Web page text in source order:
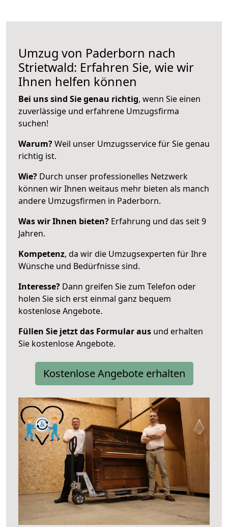
Umzug von Paderborn nach
Strietwald: Erfahren Sie, wie wir
Ihnen helfen können
Bei uns sind Sie genau richtig, wenn Sie einen
zuverlässige und erfahrene Umzugsfirma
suchen!
Warum?Weil unser Umzugsservice für Sie genau
richtig ist.
Wie? Durch unser professionelles Netzwerk
können wir Ihnen weitaus mehr bieten als manch
andere Umzugsfirmen in Paderborn.
Was wir Ihnen bieten? Erfahrung und das seit 9
Jahren.
Kompetenz, da wir die Umzugsexperten für Ihre
Wünsche und Bedürfnisse sind.
Interesse? Dann greifen Sie zum Telefon oder
holen Sie sich erst einmal ganz bequem
kostenlose Angebote.
Füllen Sie jetzt das Formular aus und erhalten
Sie kostenlose Angebote.
Kostenlose Angebote erhalten